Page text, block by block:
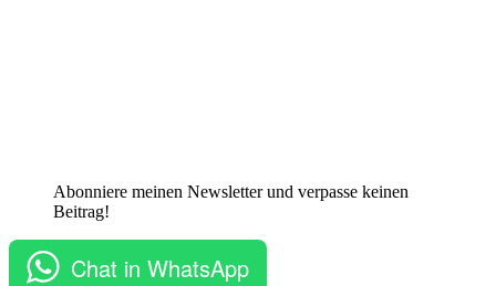
Abonniere meinen Newsletter und verpasse keinen
Beitrag!
Chat in WhatsApp